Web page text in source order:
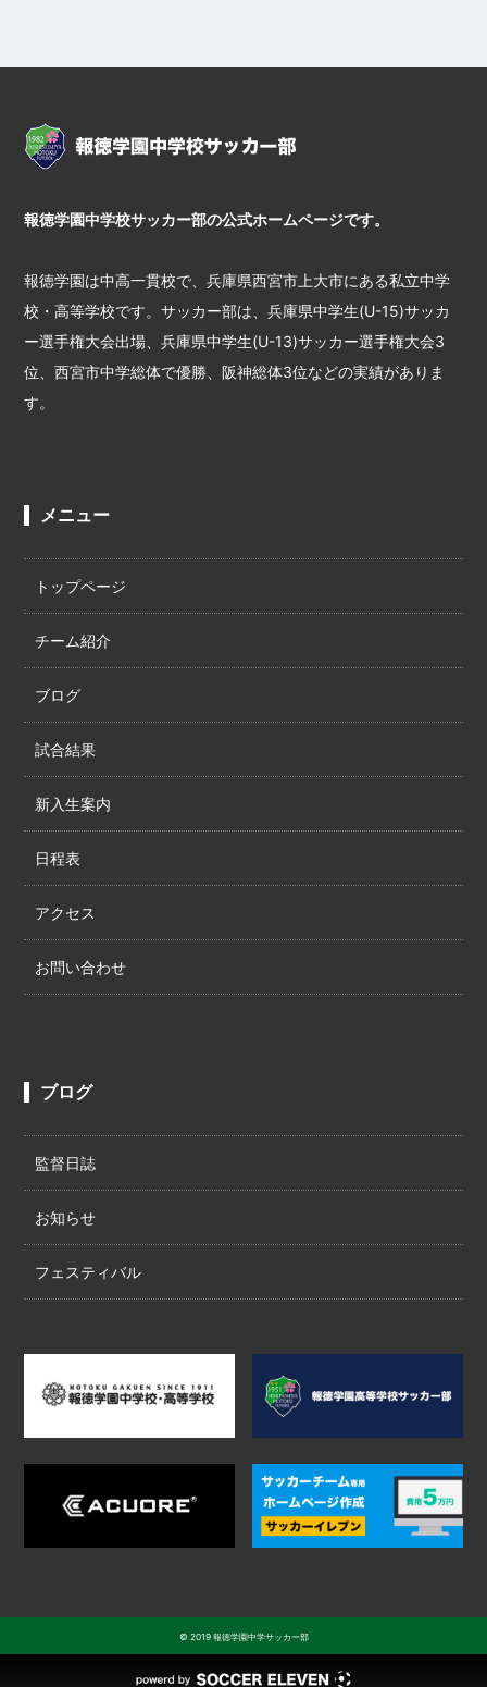
報徳学園中学校サッカー部の公式ホームページです。
報徳学園は中高一貫校で、兵庫県西宮市上大市にある私立中学
校・高等学校です。サッカー部は、兵庫県中学生(U-15)サッカ
ー選手権大会出場、兵庫県中学生(U-13)サッカー選手権大会3
位、西宮市中学総体で優勝、阪神総体3位などの実績がありま
す。
メニュー
トップページ
チーム紹介
ブログ
試合結果
新入生案内
日程表
アクセス
お問い合わせ
ブログ
監督日誌
お知らせ
フェスティバル
© 2019 報徳学園中学サッカー部